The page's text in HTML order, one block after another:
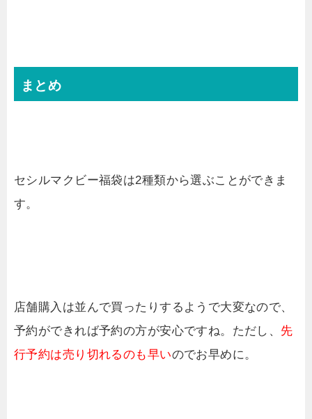
まとめ
セシルマクビー福袋は2種類から選ぶことができま
す。
店舗購入は並んで買ったりするようで大変なので、
予約ができれば予約の方が安心ですね。ただし、 先
行予約は売り切れるのも早いのでお早めに。